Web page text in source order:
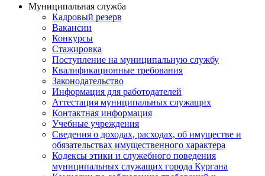
Муниципальная служба
Кадровый резерв
Вакансии
Конкурсы
Стажировка
Поступление на муниципальную службу
Квалификационные требования
Законодательство
Информация для работодателей
Аттестация муниципальных служащих
Контактная информация
Учебные учреждения
Сведения о доходах, расходах, об имуществе и
обязательствах имущественного характера
Кодексы этики и служебного поведения
муниципальных служащих города Кургана